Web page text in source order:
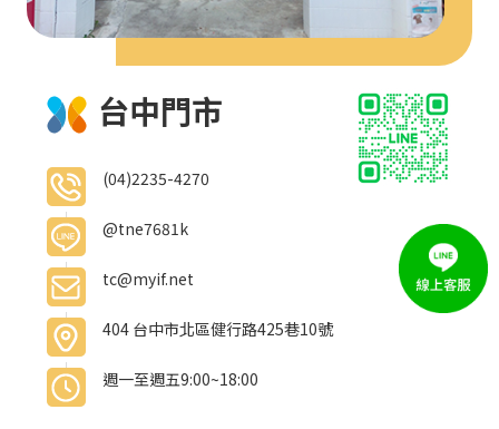
台中門市
(04)2235-4270
@tne7681k
tc@myif.net
404 台中市北區健行路425巷10號
週一至週五9:00~18:00